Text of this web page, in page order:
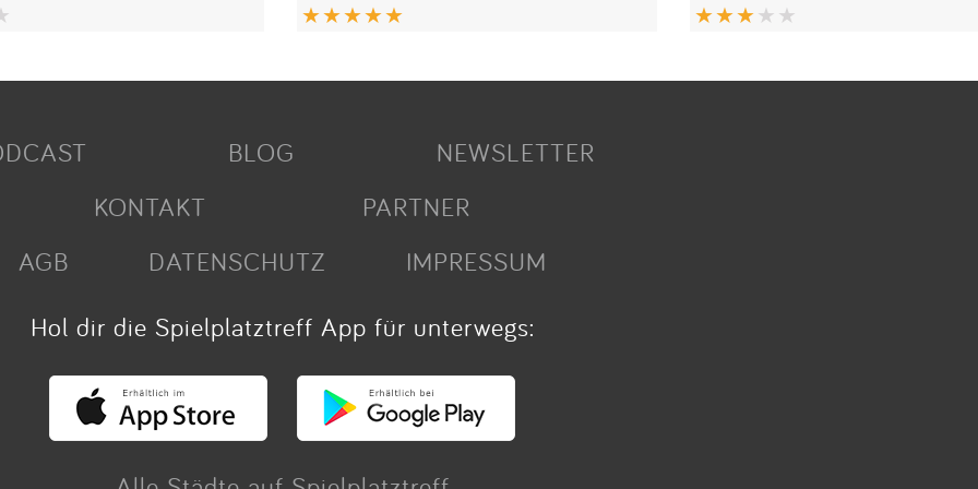
BLOG
NEWSLETTER
KONTAKT
PARTNER
AGB
DATENSCHUTZ
IMPRESSUM
Hol dir die Spielplatztreff App für unterwegs: